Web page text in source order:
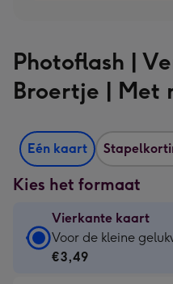
Photoflash |
Broertje | Met
Eén kaart
Kies het formaat
Vierkante kaart
Vierkante
kaart
Voor de kleine
€3,49